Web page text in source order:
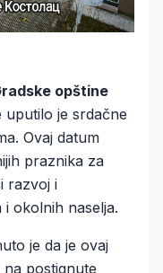
opštine
je srdačne
Ovaj datum
praznika za
razvoj i
i okolnih naselja.
je da je ovaj
postignute